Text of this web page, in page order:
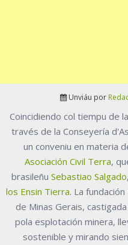
Unviáu por
Coincidiendo col tiempu de
través de la Conseyería
un conveniu en materia
Asociación Civil Terra,
brasileñu Sebastiao Salgado
los Ensin Tierra. La
de Minas Gerais,
pola esplotación minera,
sostenible y mirando